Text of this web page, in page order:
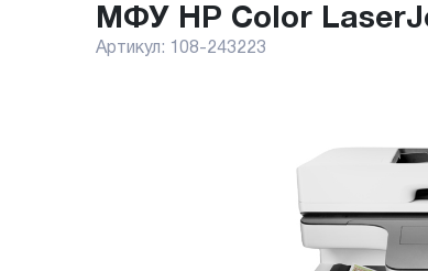
МФУ HP Color
Артикул: 108-243223